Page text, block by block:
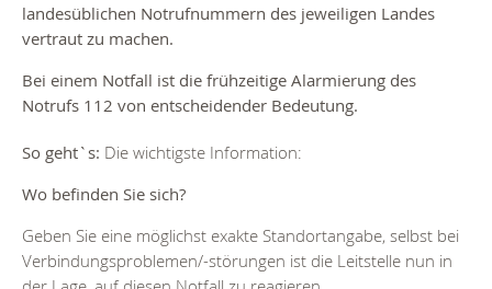
landesüblichen Notrufnummern des jeweiligen Landes
vertraut zu machen.
Bei einem Notfall ist die frühzeitige Alarmierung des
Notrufs 112 von entscheidender Bedeutung.
So geht`s: Die wichtigste Information:
Wo befinden Sie sich?
Geben Sie eine möglichst exakte Standortangabe, selbst bei
Verbindungsproblemen/-störungen ist die Leitstelle nun in